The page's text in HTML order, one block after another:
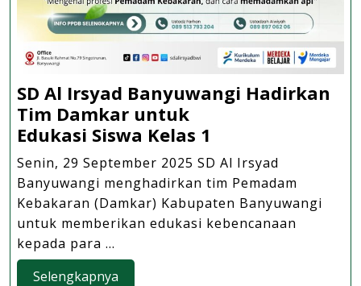
SD Al Irsyad Banyuwangi Hadirkan
Tim Damkar untuk
Edukasi Siswa Kelas 1
Al
Irsyad
Banyuwangi
Hadirkan
Senin, 29 September 2025 SD Al Irsyad
Banyuwangi menghadirkan tim Pemadam
Kebakaran (Damkar) Kabupaten Banyuwangi
untuk memberikan edukasi kebencanaan
kepada para ...
Selengkapnya